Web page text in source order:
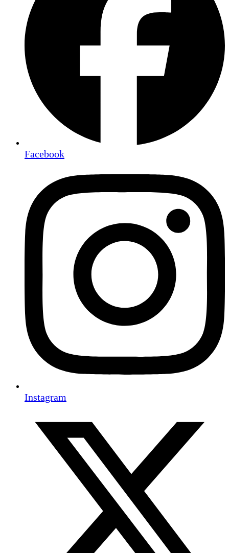
Facebook
Instagram